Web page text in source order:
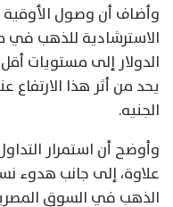
الاسترشادية للذهب في
يحد من أثر هذا
الجنيه.
وأوضح أن استمرار
علاوة، إلى جانب هدوء
الذهب في السوق